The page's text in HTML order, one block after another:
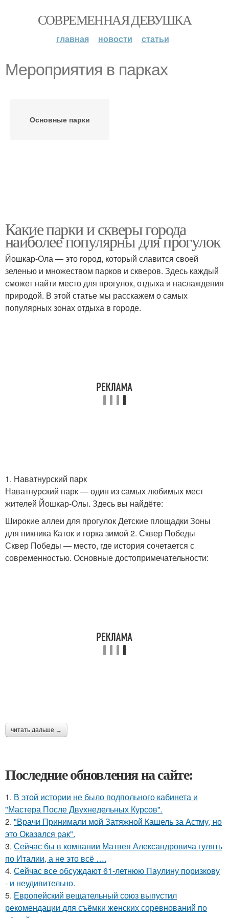
СОВРЕМЕННАЯ ДЕВУШКА
главная новости статьи
Мероприятия в парках
Основные парки
Какие парки и скверы города
наиболее популярны для прогулок
Йошкар-Ола — это город, который славится своей
зеленью и множеством парков и скверов. Здесь каждый
сможет найти место для прогулок, отдыха и наслаждения
природой. В этой статье мы расскажем о самых
популярных зонах отдыха в городе.
1. Наватнурский парк
Наватнурский парк — один из самых любимых мест
жителей Йошкар-Олы. Здесь вы найдёте:
Широкие аллеи для прогулок Детские площадки Зоны
для пикника Каток и горка зимой 2. Сквер Победы
Сквер Победы — место, где история сочетается с
современностью. Основные достопримечательности:
читать дальше →
Последние обновления на сайте:
1. В этой истории не было подпольного кабинета и
"Мастера После Двухнедельных Курсов".
2. "Врачи Принимали мой Затяжной Кашель за Астму, но
это Оказался рак".
3. Сейчас бы в компании Матвея Александровича гулять
по Италии, а не это всё ….
4. Сейчас все обсуждают 61-летнюю Паулину поризкову
- и неудивительно.
5. Европейский вещательный союз выпустил
рекомендации для съёмки женских соревнований по